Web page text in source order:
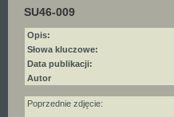
SU46-009
Opis:
Słowa kluczowe:
Data publikacji:
Autor
Poprzednie zdjęcie: